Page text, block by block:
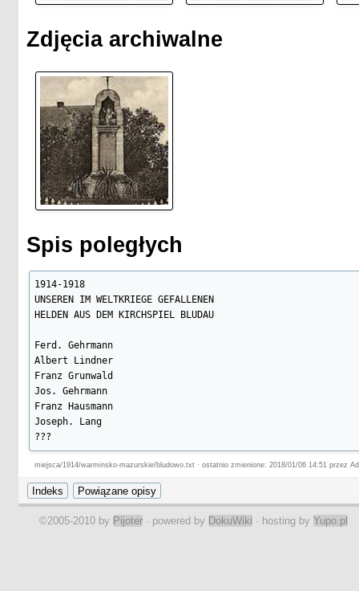
Zdjęcia archiwalne
Spis poległych
1914-1918
UNSEREN IM WELTKRIEGE GEFALLENEN
HELDEN AUS DEM KIRCHSPIEL BLUDAU
Ferd. Gehrmann
Albert Lindner
Franz Grunwald
Jos. Gehrmann
Franz Hausmann
Joseph. Lang
???
Alt-Münsterberg:
???
Franz Zimmermann
Jägeritten:
miejsca/1914/warminsko-mazurskie/bludowo.txt · ostatnio zmienione: 2018/01/06 14:51 przez
©2005-2010 by Pijoter · powered by DokuWiki · hosting by Yupo.pl